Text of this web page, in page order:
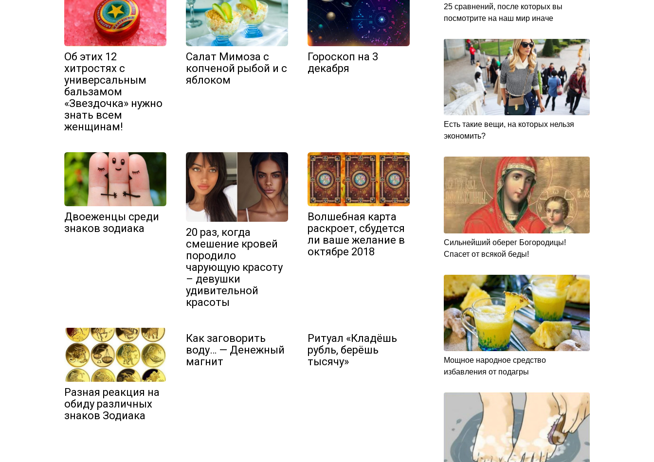
Об этих 12
хитростях с
универсальным
бальзамом
«Звездочка» нужно
знать всем
женщинам!
Салат Мимоза с
копченой рыбой и с
яблоком
Гороскоп на 3
декабря
Двоеженцы среди
знаков зодиака
20 раз, когда
смешение кровей
породило
чарующую красоту
– девушки
удивительной
красоты
Волшебная карта
раскроет, сбудется
ли ваше желание в
октябре 2018
Разная реакция на
обиду различных
знаков Зодиака
Как заговорить
воду… — Денежный
магнит
Ритуал «Кладёшь
рубль, берёшь
тысячу»
25 сравнений, после которых вы
посмотрите на наш мир иначе
Есть такие вещи, на которых нельзя
экономить?
Сильнейший оберег Богородицы!
Спасет от всякой беды!
Мощное народное средство
избавления от подагры